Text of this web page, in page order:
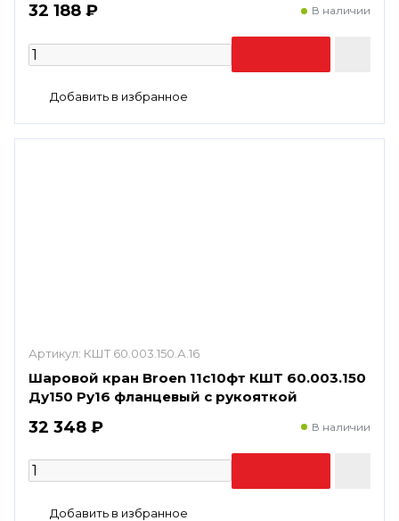
32 188 ₽ В наличии
Артикул: КШТ 60.003.150.А.16
Шаровой кран Broen 11с10фт КШТ 60.003.150
Ду150 Ру16 фланцевый с рукояткой
32 348 ₽ В наличии